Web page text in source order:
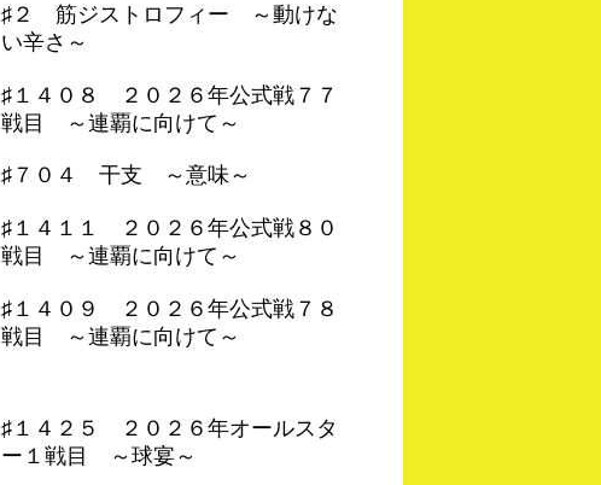
♯２ 筋ジストロフィー ～動けな
い辛さ～
♯１４０８ ２０２６年公式戦７７
戦目 ～連覇に向けて～
♯７０４ 干支 ～意味～
♯１４１１ ２０２６年公式戦８０
戦目 ～連覇に向けて～
♯１４０９ ２０２６年公式戦７８
戦目 ～連覇に向けて～
♯１４２５ ２０２６年オールスタ
ー１戦目 ～球宴～